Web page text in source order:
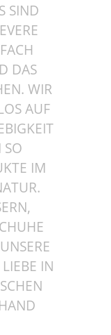
SIND
DAS
WIR
AUF
SO
IM
IN